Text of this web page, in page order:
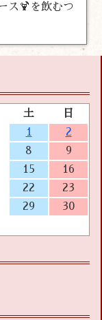
ス🍹を飲むつ
土
日
1
2
8
9
15
16
22
23
29
30